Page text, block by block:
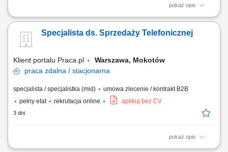
pokaż opis
Praca wg grafiku Godziny pracy: od 8:00 do 18:00, od pon. do pt. oraz w
Obowiązki: przyjmowanie zleceń od klientów firmy, przekazywanie do
realizacji, monitorowanie i raportowanie wykonania; obsługa reklamacji;
Specjalista ds. Sprzedaży Telefonicznej
Klient portalu Praca.pl
Warszawa, Mokotów
praca zdalna / stacjonarna
specjalista / specjalistka (mid)
umowa zlecenie / kontrakt B2B
pełny etat
rekrutacja online aplikuj bez CV
3 dni
pokaż opis
wykonywanie połączeń telefonicznych do klientów; aktywna sprzedaż